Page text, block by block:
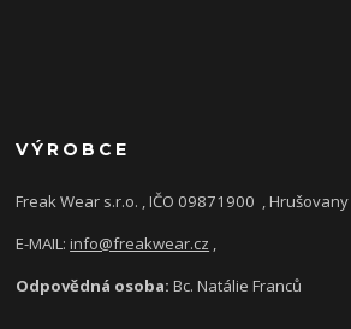
VÝROBCE
Freak Wear s.r.o. , IČO 09871900 ,
E-MAIL:info@freakwear.cz ,
Odpovědná osoba:Bc. Natálie Franců